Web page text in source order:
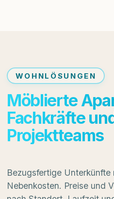
WOHNLÖSUNGEN
Möblierte
Fachkräfte
Projektteams
Bezugsfertige Unterkünfte
Nebenkosten. Preise und